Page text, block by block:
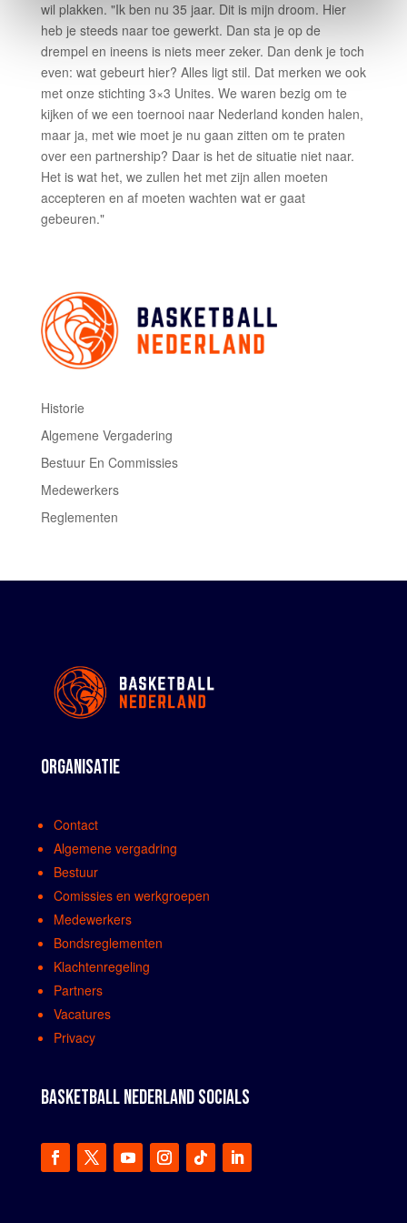
wil plakken. "Ik ben nu 35 jaar. Dit is mijn droom. Hier
heb je steeds naar toe gewerkt. Dan sta je op de
drempel en ineens is niets meer zeker. Dan denk je toch
even: wat gebeurt hier? Alles ligt stil. Dat merken we ook
met onze stichting 3×3 Unites. We waren bezig om te
kijken of we een toernooi naar Nederland konden halen,
maar ja, met wie moet je nu gaan zitten om te praten
over een partnership? Daar is het de situatie niet naar.
Het is wat het, we zullen het met zijn allen moeten
accepteren en af moeten wachten wat er gaat
gebeuren."
Historie
Algemene Vergadering
Bestuur En Commissies
Medewerkers
Reglementen
ORGANISATIE
Contact
Algemene vergadring
Bestuur
Comissies en werkgroepen
Medewerkers
Bondsreglementen
Klachtenregeling
Partners
Vacatures
Privacy
BASKETBALL NEDERLAND SOCIALS